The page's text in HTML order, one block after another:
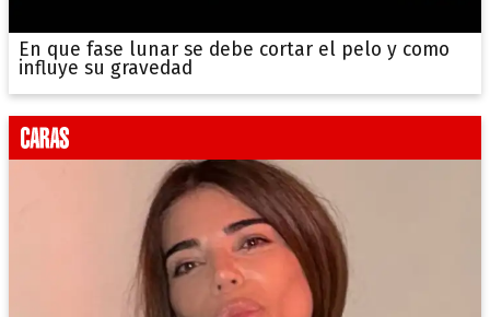
En que fase lunar se debe cortar el pelo y como
influye su gravedad